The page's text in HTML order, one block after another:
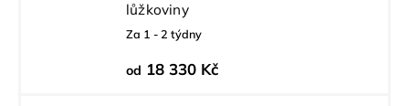
lůžkoviny
Za 1 - 2 týdny
od 18 330 Kč